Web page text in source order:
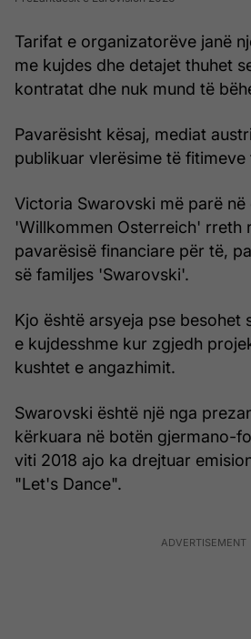
Tarifat e organizatorëve janë
me kujdes dhe detajet thuhet
kontratat dhe nuk mund të
Pavarësisht kësaj, mediat
publikuar vlerësime të fitimeve
Victoria Swarovski më parë në
'Willkommen Osterreich' rreth
pavarësisë financiare për të,
së familjes 'Swarovski'.
Kjo është arsyeja pse besohet
e kujdesshme kur zgjedh
kushtet e angazhimit.
Swarovski është një nga
kërkuara në botën gjermano-
viti 2018 ajo ka drejtuar
"Let's Dance".